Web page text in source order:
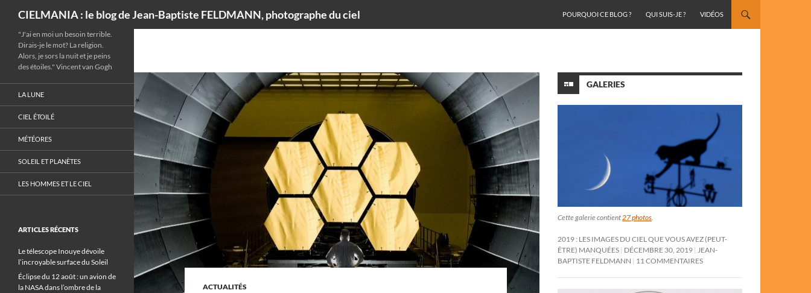
CIELMANIA : le blog de Jean-Baptiste FELDMANN, photographe du ciel
POURQUOI CE BLOG ?
QUI SUIS-JE ? VIDÉOS
ACTUALITÉS
GALERIES
Cette galerie contient27 photos.
2019 : LES IMAGES DU CIEL QUE VOUS AVEZ (PEUT-
ÊTRE) MANQUÉES DÉCEMBRE 30, 2019 JEAN-
BAPTISTE FELDMANN
11 COMMENTAIRES
"J'ai en moi un besoin terrible.
Dirais-je le mot? La religion.
Alors, je sors la nuit et je peins
des étoiles." Vincent van Gogh
LA LUNE
CIEL ÉTOILÉ
MÉTÉORES
SOLEIL ET PLANÈTES
LES HOMMES ET LE CIEL
ARTICLES RÉCENTS
Le télescope Inouye dévoile
l’incroyable surface du Soleil
Éclipse du 12 août : un avion de
la NASA dans l’ombre de la